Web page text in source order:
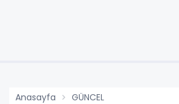
Anasayfa GÜNCEL